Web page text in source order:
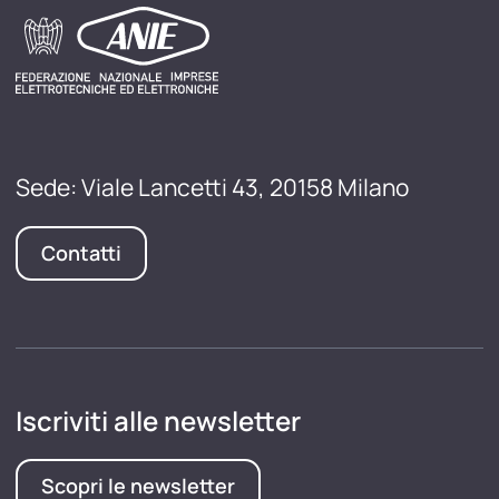
Sede: Viale Lancetti 43, 20158 Milano
Contatti
Iscriviti alle newsletter
Scopri le newsletter